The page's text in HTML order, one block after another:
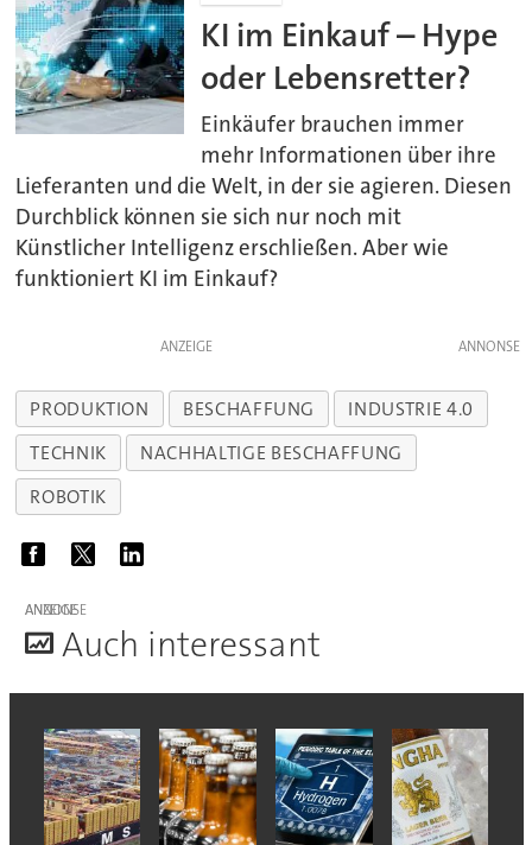
KI im Einkauf – Hype
oder Lebensretter?
Einkäufer brauchen immer
mehr Informationen über ihre
Lieferanten und die Welt, in der sie agieren. Diesen
Durchblick können sie sich nur noch mit
Künstlicher Intelligenz erschließen. Aber wie
funktioniert KI im Einkauf?
ANZEIGE
PRODUKTION BESCHAFFUNG
INDUSTRIE 4.0
TECHNIK
NACHHALTIGE BESCHAFFUNG
ROBOTIK
ANZEIGE
Auch interessant